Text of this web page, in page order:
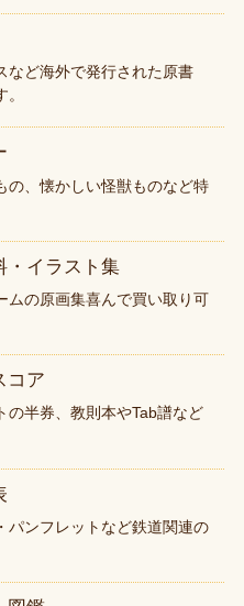
など海外で発行された原書
の、懐かしい怪獣ものなど特
・イラスト集
ムの原画集喜んで買い取り可
コア
の半券、教則本やTab譜など
パンフレットなど鉄道関連の